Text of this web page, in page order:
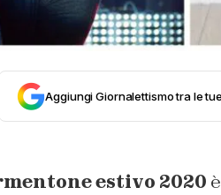
Aggiungi Giornalettismo tra le
estivo 2020